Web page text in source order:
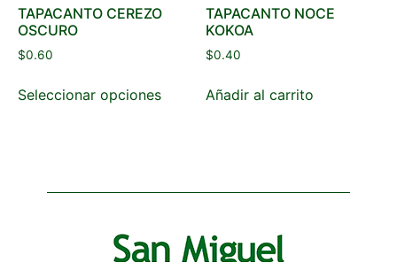
TAPACANTO CEREZO
OSCURO
$0.60
Seleccionar opciones
TAPACANTO NOCE
KOKOA
$0.40
Añadir al carrito